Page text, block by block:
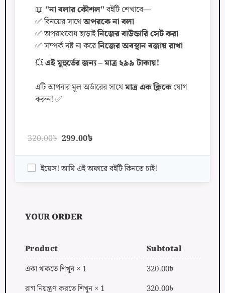
📖 "না বলার কৌশল"বইটি শেখাবে—
✅ বিনয়ের সাথেঅপরকে না বলা
✅ অপরাধবোধ ছাড়াইনিজের বাউন্ডারি সেট করা
✅ সম্পর্ক নষ্ট না করেনিজের অবস্থান বজায় রাখা
💥এই মুহুর্তের জন্য – মাত্র ২৯৯ টাকায়!
এটি আপনার মূল অর্ডারের সাথেমাত্র এক ক্লিকেযোগ
করুন! ✅
320.00৳ 299.00৳
ইয়েস! আমি এই অফারে বইটি কিনতে চাই!
YOUR ORDER
Product
Subtotal
একা থাকতে শিখুন × 1 320.00৳
রাগ নিয়ন্ত্রণ করতে শিখুন × 1 320.00৳